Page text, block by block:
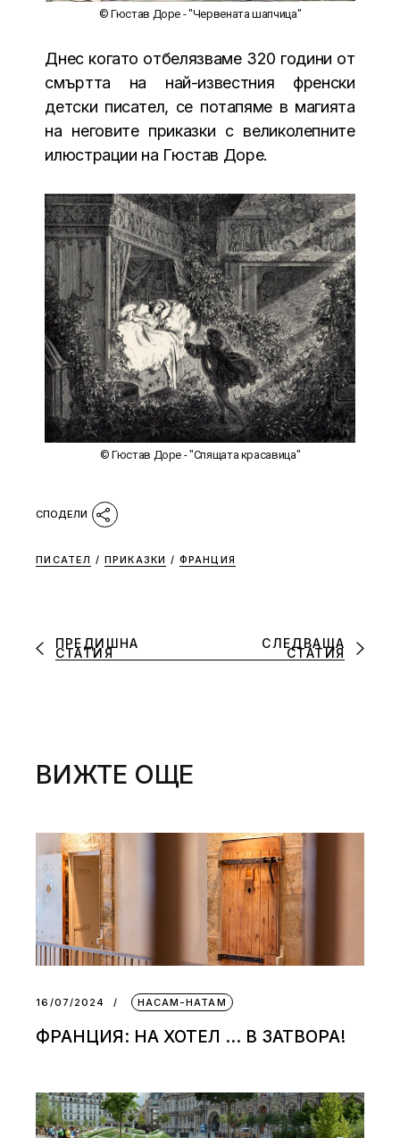
© Гюстав Доре - "Червената шапчица"
Днес когато отбелязваме 320 години от
смъртта на най-известния френски
детски писател, се потапяме в магията
на неговите приказки с великолепните
илюстрации на Гюстав Доре.
© Гюстав Доре - "Спящата красавица"
ПИСАТЕЛ / ПРИКАЗКИ / ФРАНЦИЯ
ПРЕДИШНА
СТАТИЯ
СЛЕДВАЩА
СТАТИЯ
ВИЖТЕ ОЩЕ
16/07/2024 НАСАМ-НАТАМ
ФРАНЦИЯ: НА ХОТЕЛ … В ЗАТВОРА!